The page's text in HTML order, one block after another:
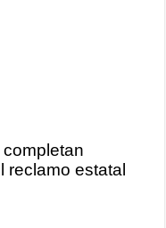
reclamo estatal